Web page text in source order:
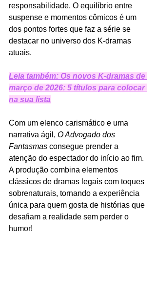
responsabilidade. O equilíbrio entre
suspense e momentos cômicos é um
dos pontos fortes que faz a série se
destacar no universo dos K-dramas
atuais.
Leia também: Os novos K-dramas de
março de 2026: 5 títulos para colocar
na sua lista
Com um elenco carismático e uma
narrativa ágil, O Advogado dos
Fantasmas consegue prender a
atenção do espectador do início ao fim.
A produção combina elementos
clássicos de dramas legais com toques
sobrenaturais, tornando a experiência
única para quem gosta de histórias que
desafiam a realidade sem perder o
humor!